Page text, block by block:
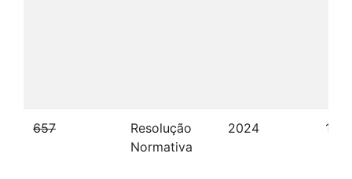
657
Resolução
Normativa
2024 19/